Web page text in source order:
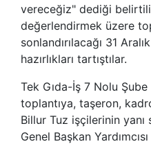
vereceğiz" dediği
değerlendirmek üzere
sonlandırılacağı 31
hazırlıkları tartıştılar.
Tek Gıda-İş 7 Nolu Şube
toplantıya, taşeron,
Billur Tuz işçilerinin yanı
Genel Başkan